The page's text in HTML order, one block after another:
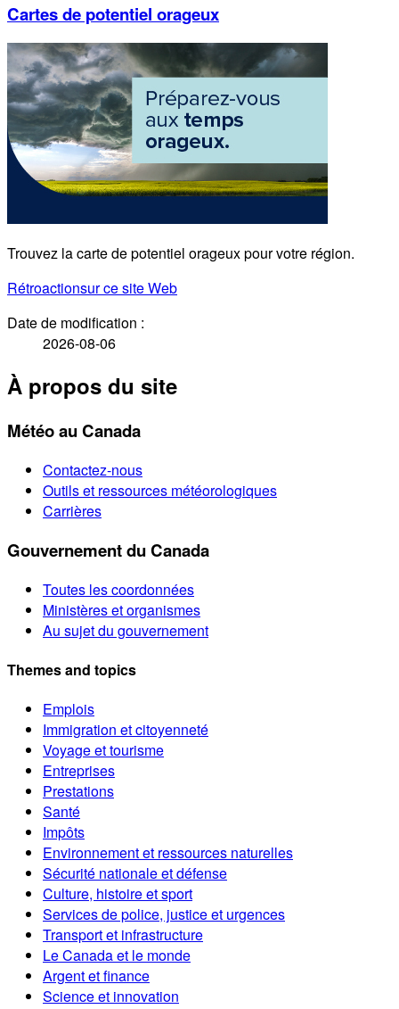
Cartes de potentiel orageux
Trouvez la carte de potentiel orageux pour votre région.
Rétroactionsur ce site Web
Date de modification :
2026-08-06
À propos du site
Météo au Canada
Contactez-nous
Outils et ressources météorologiques
Carrières
Gouvernement du Canada
Toutes les coordonnées
Ministères et organismes
Au sujet du gouvernement
Themes and topics
Emplois
Immigration et citoyenneté
Voyage et tourisme
Entreprises
Prestations
Santé
Impôts
Environnement et ressources naturelles
Sécurité nationale et défense
Culture, histoire et sport
Services de police, justice et urgences
Transport et infrastructure
Le Canada et le monde
Argent et finance
Science et innovation